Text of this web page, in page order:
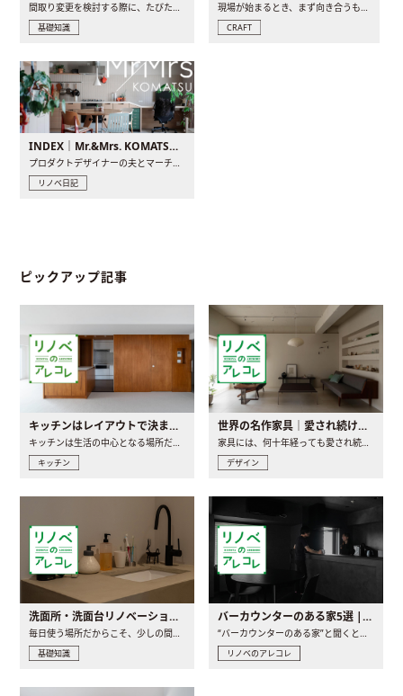
間取り変更を検討する際に、たびたび皆さんの頭を悩ませる動か..
基礎知識
現場が始まるとき、まず向き合うものの一つがコンセントです..
CRAFT
INDEX｜Mr.&Mrs. KOMATSU renovation diary
プロダクトデザイナーの夫とマーチャンダイザーの妻が、夫婦で..
リノベ日記
ピックアップ記事
キッチンはレイアウトで決まる。後悔しないための考え方と選び方
キッチンは生活の中心となる場所だからこそ、家の中のどこに置..
キッチン
世界の名作家具｜愛され続ける理由と一生モノとの出会い方
家具には、何十年経っても愛され続ける「名作」と呼ばれるもの..
デザイン
洗面所・洗面台リノベーションの事例と間取りアイデア
毎日使う場所だからこそ、少しの間取りの工夫や素材の選び方で..
基礎知識
バーカウンターのある家5選 | 日常に馴染む“距離の近い”キッチンとは
“バーカウンターのある家”と聞くと、少し特別な、大人のための..
リノベのアレコレ